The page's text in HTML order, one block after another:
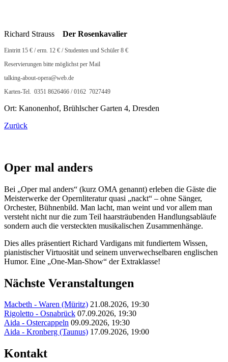
Richard Strauss Der Rosenkavalier
Eintritt 15 € / erm. 12 € / Studenten und Schüler 8 €
Reservierungen bitte möglichst per Mail
talking-about-opera@web.de
Karten-Tel. 0351 8626466 / 0162 7027449
Ort: Kanonenhof, Brühlscher Garten 4, Dresden
Zurück
Oper mal anders
Bei „Oper mal anders“ (kurz OMA genannt) erleben die Gäste die
Meisterwerke der Opernliteratur quasi „nackt“ – ohne Sänger,
Orchester, Bühnenbild. Man lacht, man weint und vor allem man
versteht nicht nur die zum Teil haarsträubenden Handlungsabläufe
sondern auch die versteckten musikalischen Zusammenhänge.
Dies alles präsentiert Richard Vardigans mit fundiertem Wissen,
pianistischer Virtuosität und seinem unverwechselbaren englischen
Humor. Eine „One-Man-Show“ der Extraklasse!
Nächste Veranstaltungen
Macbeth - Waren (Müritz) 21.08.2026, 19:30
Rigoletto - Osnabrück 07.09.2026, 19:30
Aida - Ostercappeln 09.09.2026, 19:30
Aida - Kronberg (Taunus) 17.09.2026, 19:00
Kontakt